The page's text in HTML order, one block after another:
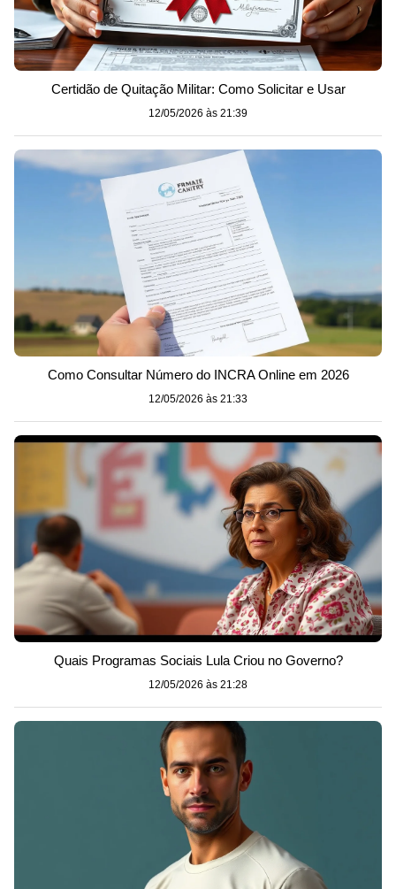
Certidão de Quitação Militar: Como Solicitar e Usar
12/05/2026 às 21:39
Como Consultar Número do INCRA Online em 2026
12/05/2026 às 21:33
Quais Programas Sociais Lula Criou no Governo?
12/05/2026 às 21:28